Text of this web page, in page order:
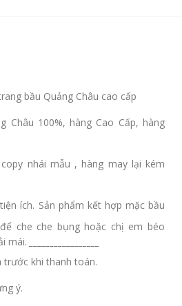
bầu Quảng Châu cao cấp
Châu 100%, hàng Cao Cấp, hàng
nhái mẫu , hàng may lại kém
ích. Sản phẩm kết hợp mặc bầu
che che bụng hoặc chị em béo
mái.
trước khi thanh toán.
ý.